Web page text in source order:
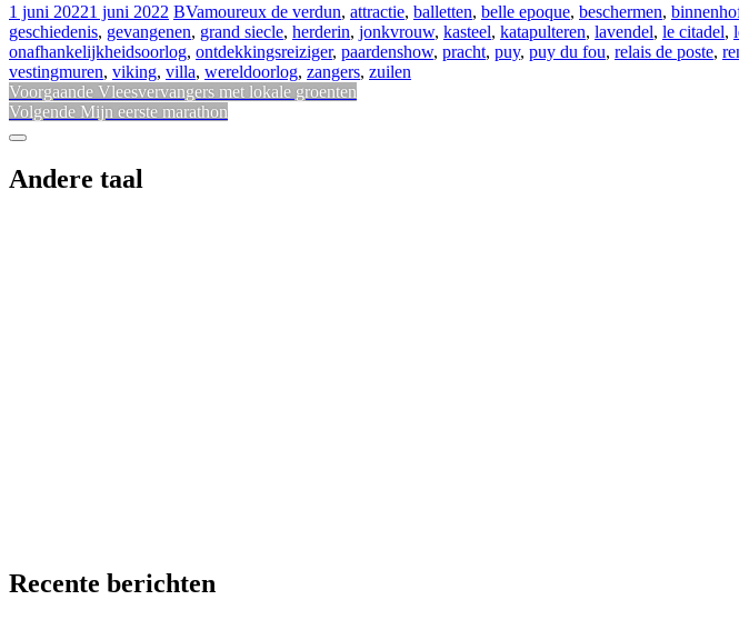
1 juni 20221 juni 2022 BVamoureux de verdun, attractie, balletten, belle epoque, beschermen,
geschiedenis, gevangenen, grand siecle, herderin, jonkvrouw, kasteel, katapulteren, lavendel, le citadel,
onafhankelijkheidsoorlog, ontdekkingsreiziger, paardenshow, pracht, puy, puy du fou, relais de poste,
vestingmuren, viking, villa, wereldoorlog, zangers, zuilen
Bericht
navigatie
Voorgaande Vorig
bericht:
Vleesvervangers met lokale groenten
Volgende Volgend
Mijn eerste marathon
Sidebar
Andere taal
Recente berichten